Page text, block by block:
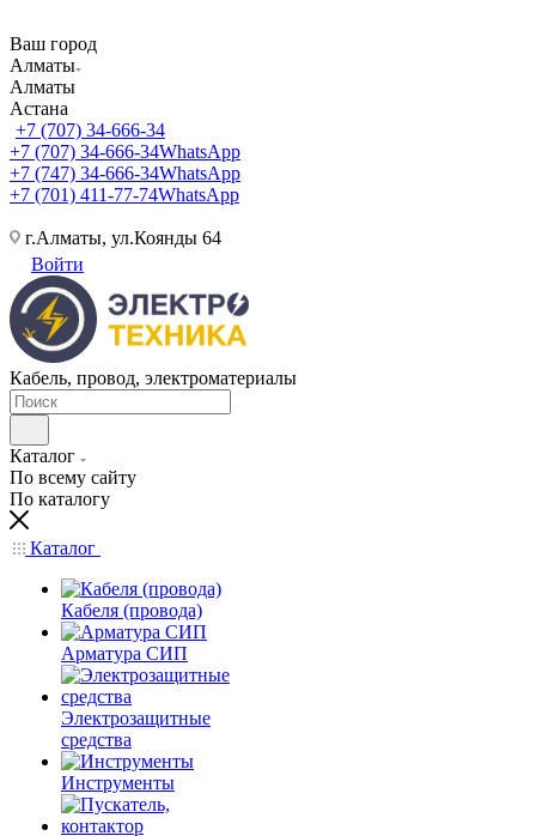
Ваш город
Алматы
Алматы
Астана
+7 (707) 34-666-34
+7 (707) 34-666-34WhatsApp
+7 (747) 34-666-34WhatsApp
+7 (701) 411-77-74WhatsApp
г.Алматы, ул.Коянды 64
Войти
Кабель, провод, электроматериалы
Каталог
По всему сайту
По каталогу
Каталог
Кабеля (провода)
Арматура СИП
Электрозащитные
средства
Инструменты